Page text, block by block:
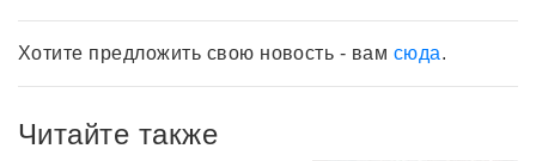
Хотите предложить свою новость - вам сюда.
Читайте также